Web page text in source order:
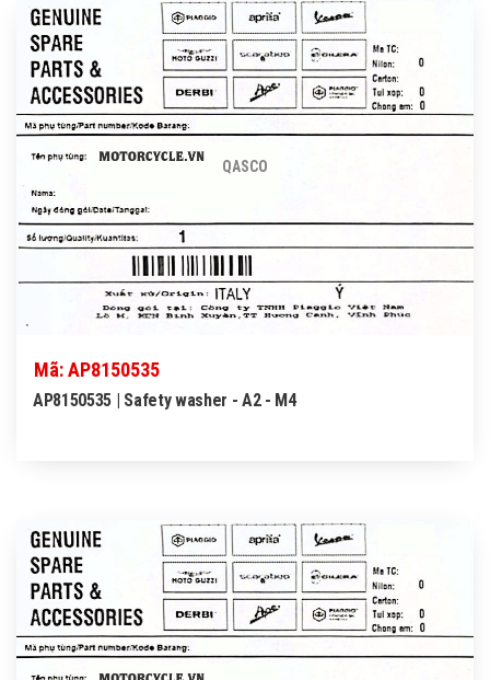
QASCO
Mã: AP8150535
AP8150535 | Safety washer - A2 - M4